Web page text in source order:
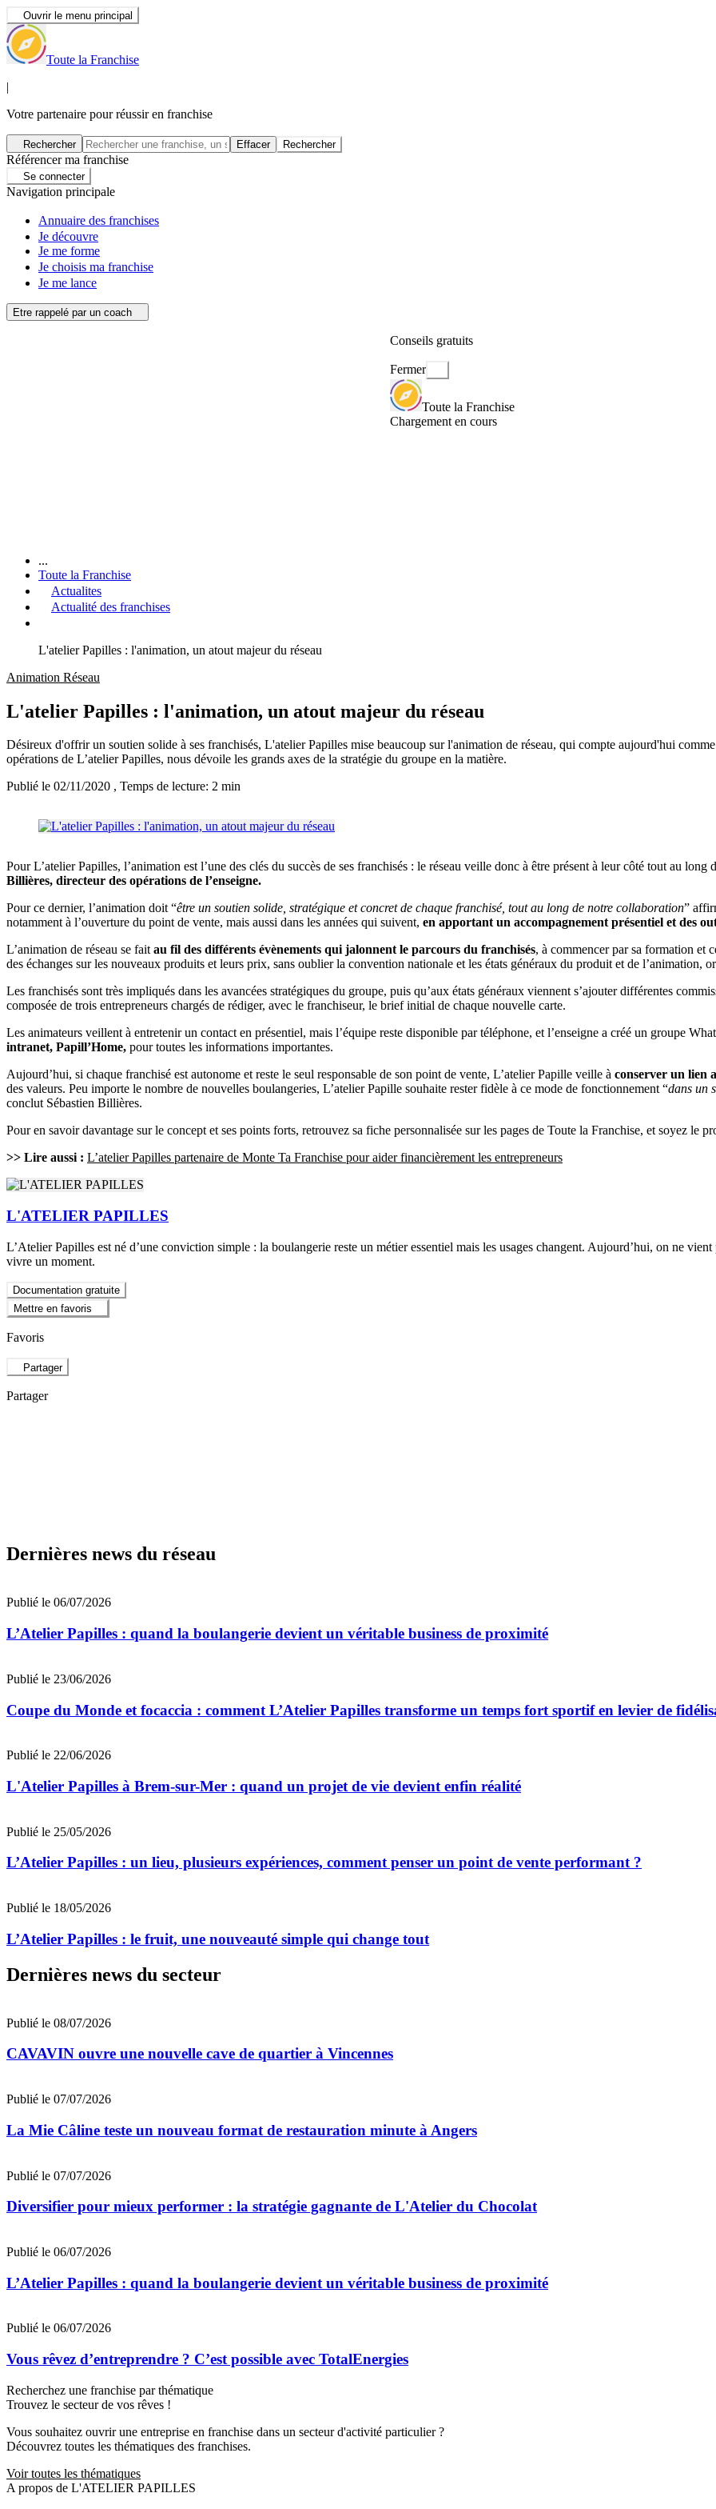
Ouvrir le menu principal
Toute la Franchise
|
Votre partenaire pour réussir en franchise
Rechercher Effacer Rechercher
Référencer ma franchise
Se connecter
Navigation principale
Annuaire des franchises
Je découvre
Je me forme
Je choisis ma franchise
Je me lance
Etre rappelé par un coach
Conseils gratuits
Fermer
Toute la Franchise
Chargement en cours
...
Toute la Franchise
Actualites
Actualité des franchises
L'atelier Papilles : l'animation, un atout majeur du réseau
Animation Réseau
L'atelier Papilles : l'animation, un atout majeur du réseau
Désireux d'offrir un soutien solide à ses franchisés, L'atelier Papilles mise beaucoup sur l'animation de réseau, qui compte aujourd'hui
opérations de L’atelier Papilles, nous dévoile les grands axes de la stratégie du groupe en la matière.
Publié le 02/11/2020 , Temps de lecture: 2 min
Pour L’atelier Papilles, l’animation est l’une des clés du succès de ses franchisés : le réseau veille donc à être présent à leur côté tout au
Billières, directeur des opérations de l’enseigne.
Pour ce dernier, l’animation doit “être un soutien solide, stratégique et concret de chaque franchisé, tout au long de notre collaboration”
notamment à l’ouverture du point de vente, mais aussi dans les années qui suivent, en apportant un accompagnement présentiel et des
L’animation de réseau se faitau fil des différents évènements qui jalonnent le parcours du franchisés, à commencer par sa formation et
des échanges sur les nouveaux produits et leurs prix, sans oublier la convention nationale et les états généraux du produit et de l’animation,
Les franchisés sont très impliqués dans les avancées stratégiques du groupe, puis qu’aux états généraux viennent s’ajouter différentes
composée de trois entrepreneurs chargés de rédiger, avec le franchiseur, le brief initial de chaque nouvelle carte.
Les animateurs veillent à entretenir un contact en présentiel, mais l’équipe reste disponible par téléphone, et l’enseigne a créé un groupe
intranet, Papill’Home, pour toutes les informations importantes.
Aujourd’hui, si chaque franchisé est autonome et reste le seul responsable de son point de vente, L’atelier Papille veille à conserver un lien
des valeurs. Peu importe le nombre de nouvelles boulangeries, L’atelier Papille souhaite rester fidèle à ce mode de fonctionnement “dans un
conclut Sébastien Billières.
Pour en savoir davantage sur le concept et ses points forts, retrouvez sa fiche personnalisée sur les pages de Toute la Franchise, et soyez le
>> Lire aussi : L’atelier Papilles partenaire de Monte Ta Franchise pour aider financièrement les entrepreneurs
L'ATELIER PAPILLES
L’Atelier Papilles est né d’une conviction simple : la boulangerie reste un métier essentiel mais les usages changent. Aujourd’hui, on ne
vivre un moment.
Documentation gratuite
Mettre en favoris
Favoris
Partager
Partager
Dernières news du réseau
Publié le 06/07/2026
L’Atelier Papilles : quand la boulangerie devient un véritable business de proximité
Publié le 23/06/2026
Coupe du Monde et focaccia : comment L’Atelier Papilles transforme un temps fort sportif en levier de
Publié le 22/06/2026
L'Atelier Papilles à Brem-sur-Mer : quand un projet de vie devient enfin réalité
Publié le 25/05/2026
L’Atelier Papilles : un lieu, plusieurs expériences, comment penser un point de vente performant ?
Publié le 18/05/2026
L’Atelier Papilles : le fruit, une nouveauté simple qui change tout
Dernières news du secteur
Publié le 08/07/2026
CAVAVIN ouvre une nouvelle cave de quartier à Vincennes
Publié le 07/07/2026
La Mie Câline teste un nouveau format de restauration minute à Angers
Publié le 07/07/2026
Diversifier pour mieux performer : la stratégie gagnante de L'Atelier du Chocolat
Publié le 06/07/2026
L’Atelier Papilles : quand la boulangerie devient un véritable business de proximité
Publié le 06/07/2026
Vous rêvez d’entreprendre ? C’est possible avec TotalEnergies
Recherchez une franchise par thématique
Trouvez le secteur de vos rêves !
Vous souhaitez ouvrir une entreprise en franchise dans un secteur d'activité particulier ?
Découvrez toutes les thématiques des franchises.
Voir toutes les thématiques
A propos de L'ATELIER PAPILLES